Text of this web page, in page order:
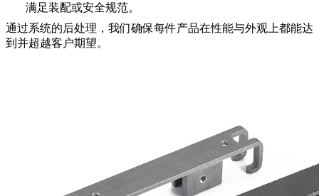
满足装配或安全规范。
通过系统的后处理，我们确保每件产品在性能与外观上都能达
到并超越客户期望。